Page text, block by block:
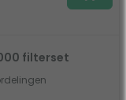
filterset